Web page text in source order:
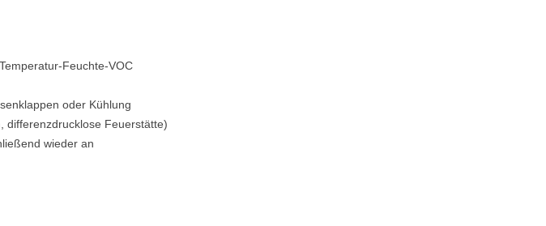
Feuchte-VOC
oder Kühlung
differenzdrucklose Feuerstätte)
wieder an